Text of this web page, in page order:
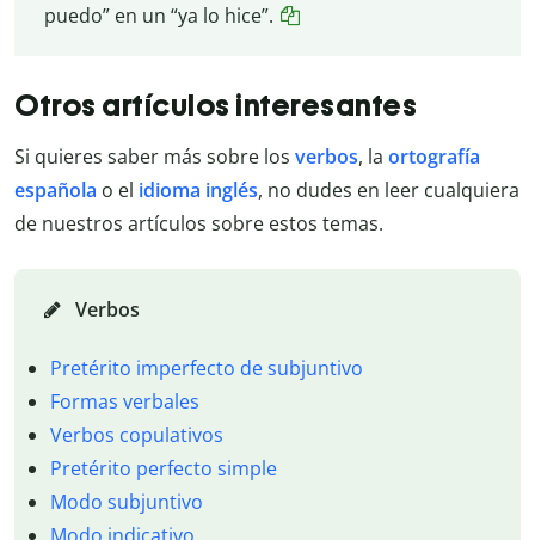
puedo” en un “ya lo hice”.
Otros artículos interesantes
Si quieres saber más sobre los verbos, la ortografía
española o el idioma inglés, no dudes en leer cualquiera
de nuestros artículos sobre estos temas.
Verbos
Pretérito imperfecto de subjuntivo
Formas verbales
Verbos copulativos
Pretérito perfecto simple
Modo subjuntivo